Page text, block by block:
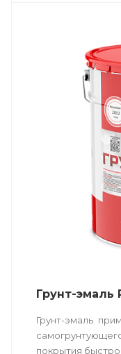
Грунт-эмаль
Грунт-эмаль
покрытия